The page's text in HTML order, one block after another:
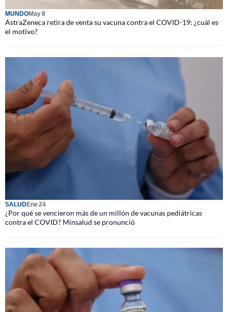
MUNDOMay 8
AstraZeneca retira de venta su vacuna contra el COVID-19: ¿cuál es
el motivo?
SALUDEne 24
¿Por qué se vencieron más de un millón de vacunas pediátricas
contra el COVID? Minsalud se pronunció